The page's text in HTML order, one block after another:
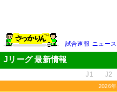
試合速報 ニュース
Jリーグ 最新情報
J1 J2
2026年